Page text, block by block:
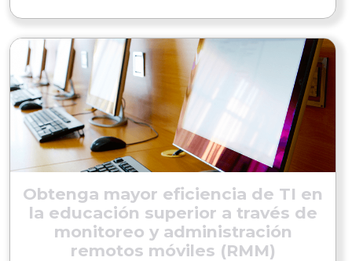
Obtenga mayor eficiencia de TI en
la educación superior a través de
monitoreo y administración
remotos móviles (RMM)